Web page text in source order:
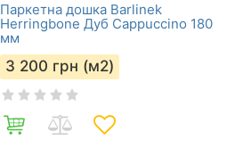
Паркетна дошка Barlinek
Herringbone Дуб Cappuccino 180
мм
3 200 грн (м2)